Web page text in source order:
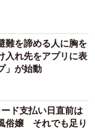
難を諦める人に胸を
れ先をアプリに表
」が始動
ド支払い日直前は
俗嬢 それでも足り